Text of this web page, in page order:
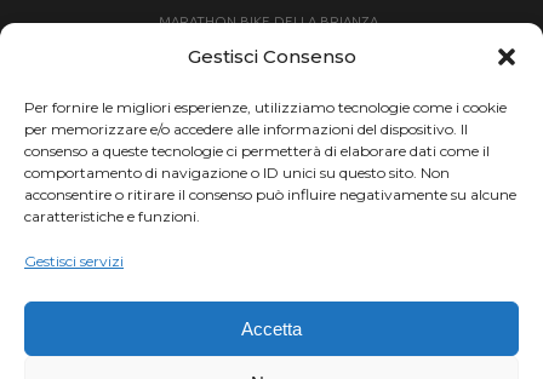
Gestisci Consenso
Per fornire le migliori esperienze, utilizziamo tecnologie come i cookie
per memorizzare e/o accedere alle informazioni del dispositivo. Il
consenso a queste tecnologie ci permetterà di elaborare dati come il
comportamento di navigazione o ID unici su questo sito. Non
acconsentire o ritirare il consenso può influire negativamente su alcune
caratteristiche e funzioni.
Gestisci servizi
Accetta
MARATHON BIKE DELLA BRIANZA
MARCO AURELIO FONTANA
MARTINO FRUET MATHIEU VAN DER POEL MATTEO TRENTIN MIKE FELDERER
MIRKO CELESTINO NIBALI
NINO SCHURTER
PARCO NAZIONALE GRAN PARADISO
PROMENADO BIKE
SIMONE MORO
TOUR DE FRANCE
VINCENZO NIBALI